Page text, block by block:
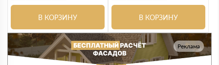
В КОРЗИНУ В КОРЗИНУ
Реклама